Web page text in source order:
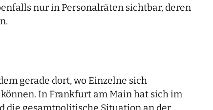
nur in Personalräten sichtbar, deren
gerade dort, wo Einzelne sich
In Frankfurt am Main hat sich im